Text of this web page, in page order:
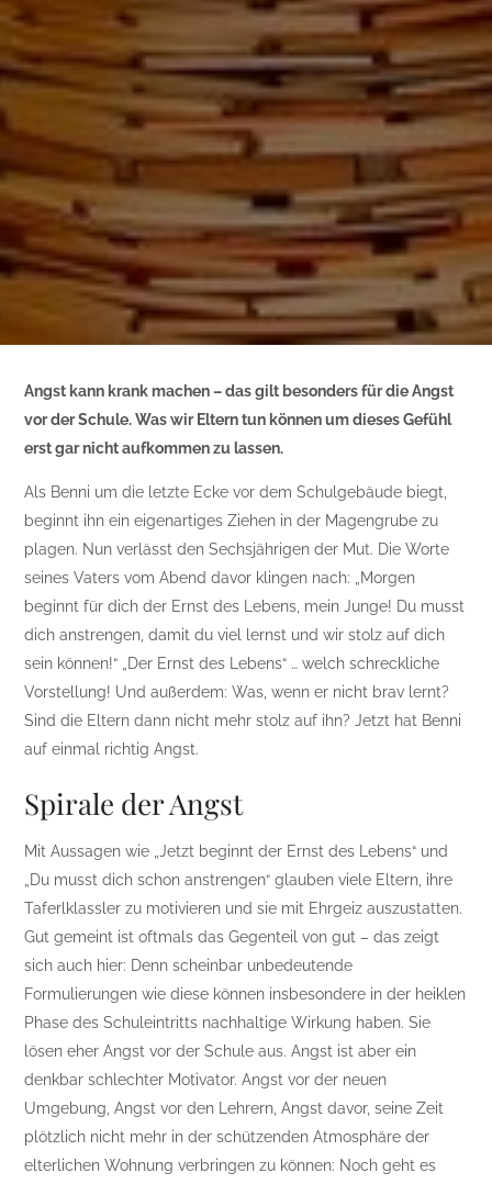
Angst kann krank machen – das gilt besonders für die Angst
vor der Schule. Was wir Eltern tun können um dieses Gefühl
erst gar nicht aufkommen zu lassen.
Als Benni um die letzte Ecke vor dem Schulgebäude biegt,
beginnt ihn ein eigenartiges Ziehen in der Magengrube zu
plagen. Nun verlässt den Sechsjährigen der Mut. Die Worte
seines Vaters vom Abend davor klingen nach: „Morgen
beginnt für dich der Ernst des Lebens, mein Junge! Du musst
dich anstrengen, damit du viel lernst und wir stolz auf dich
sein können!“ „Der Ernst des Lebens“ … welch schreckliche
Vorstellung! Und außerdem: Was, wenn er nicht brav lernt?
Sind die Eltern dann nicht mehr stolz auf ihn? Jetzt hat Benni
auf einmal richtig Angst.
Spirale der Angst
Mit Aussagen wie „Jetzt beginnt der Ernst des Lebens“ und
„Du musst dich schon anstrengen“ glauben viele Eltern, ihre
Taferlklassler zu motivieren und sie mit Ehrgeiz auszustatten.
Gut gemeint ist oftmals das Gegenteil von gut – das zeigt
sich auch hier: Denn scheinbar unbedeutende
Formulierungen wie diese können insbesondere in der heiklen
Phase des Schuleintritts nachhaltige Wirkung haben. Sie
lösen eher Angst vor der Schule aus. Angst ist aber ein
denkbar schlechter Motivator. Angst vor der neuen
Umgebung, Angst vor den Lehrern, Angst davor, seine Zeit
plötzlich nicht mehr in der schützenden Atmosphäre der
elterlichen Wohnung verbringen zu können: Noch geht es